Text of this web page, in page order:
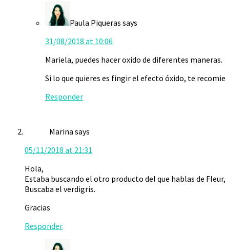
Paula Piqueras says
31/08/2018 at 10:06
Mariela, puedes hacer oxido de diferentes maneras.
Si lo que quieres es fingir el efecto óxido, te
Responder
Marina says
05/11/2018 at 21:31
Hola,
Estaba buscando el otro producto del que hablas de
Buscaba el verdigris.
Gracias
Responder